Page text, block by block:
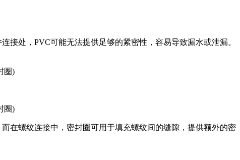
接处，PVC可能无法提供足够的紧密性，容易导致漏水或泄漏。
在螺纹连接中，密封圈可用于填充螺纹间的缝隙，提供额外的密